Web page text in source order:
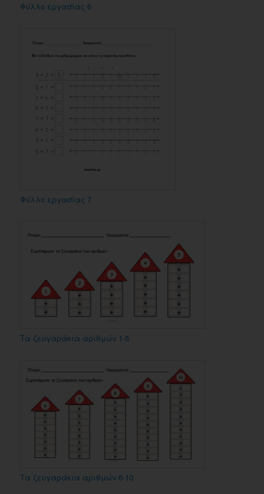
Φύλλο εργασίας 6
Φύλλο εργασίας 7
Τα ζευγαράκια αριθμών 1-5
Τα ζευγαράκια αριθμών 6-10